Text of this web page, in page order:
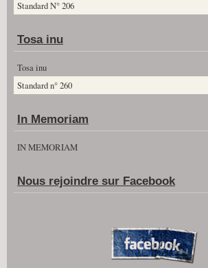
Standard N° 206
Tosa inu
Tosa inu
Standard n° 260
In Memoriam
IN MEMORIAM
Nous rejoindre sur Facebook